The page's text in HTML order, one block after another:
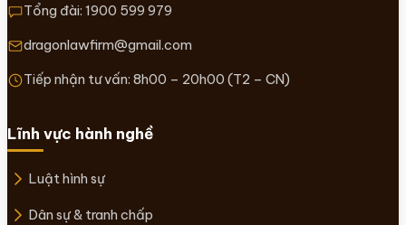
Tổng đài: 1900 599 979
dragonlawfirm@gmail.com
Tiếp nhận tư vấn: 8h00 – 20h00 (T2 – CN)
Lĩnh vực hành nghề
Luật hình sự
Dân sự & tranh chấp